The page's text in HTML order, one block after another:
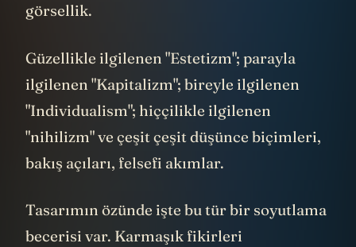
görsellik.
Güzellikle ilgilenen "Estetizm"; parayla
ilgilenen "Kapitalizm"; bireyle ilgilenen
"Individualism"; hiççilikle ilgilenen
"nihilizm" ve çeşit çeşit düşünce biçimleri,
bakış açıları, felsefi akımlar.
Tasarımın özünde işte bu tür bir soyutlama
becerisi var. Karmaşık fikirleri